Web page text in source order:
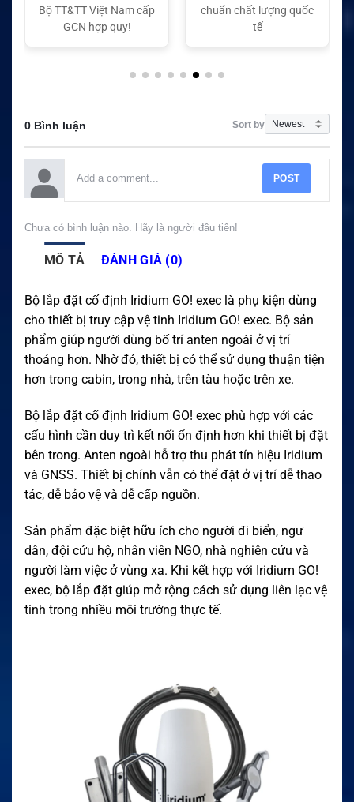
Bộ TT&TT Việt Nam cấp
GCN hợp quy!
chuẩn chất lượng quốc
tế
0 Bình luận Sort by
POST
Chưa có bình luận nào. Hãy là người đầu tiên!
MÔ TẢ ĐÁNH GIÁ (0)
Bộ lắp đặt cố định Iridium GO! exec là phụ kiện dùng
cho thiết bị truy cập vệ tinh Iridium GO! exec. Bộ sản
phẩm giúp người dùng bố trí anten ngoài ở vị trí
thoáng hơn. Nhờ đó, thiết bị có thể sử dụng thuận tiện
hơn trong cabin, trong nhà, trên tàu hoặc trên xe.
Bộ lắp đặt cố định Iridium GO! exec phù hợp với các
cấu hình cần duy trì kết nối ổn định hơn khi thiết bị đặt
bên trong. Anten ngoài hỗ trợ thu phát tín hiệu Iridium
và GNSS. Thiết bị chính vẫn có thể đặt ở vị trí dễ thao
tác, dễ bảo vệ và dễ cấp nguồn.
Sản phẩm đặc biệt hữu ích cho người đi biển, ngư
dân, đội cứu hộ, nhân viên NGO, nhà nghiên cứu và
người làm việc ở vùng xa. Khi kết hợp với Iridium GO!
exec, bộ lắp đặt giúp mở rộng cách sử dụng liên lạc vệ
tinh trong nhiều môi trường thực tế.